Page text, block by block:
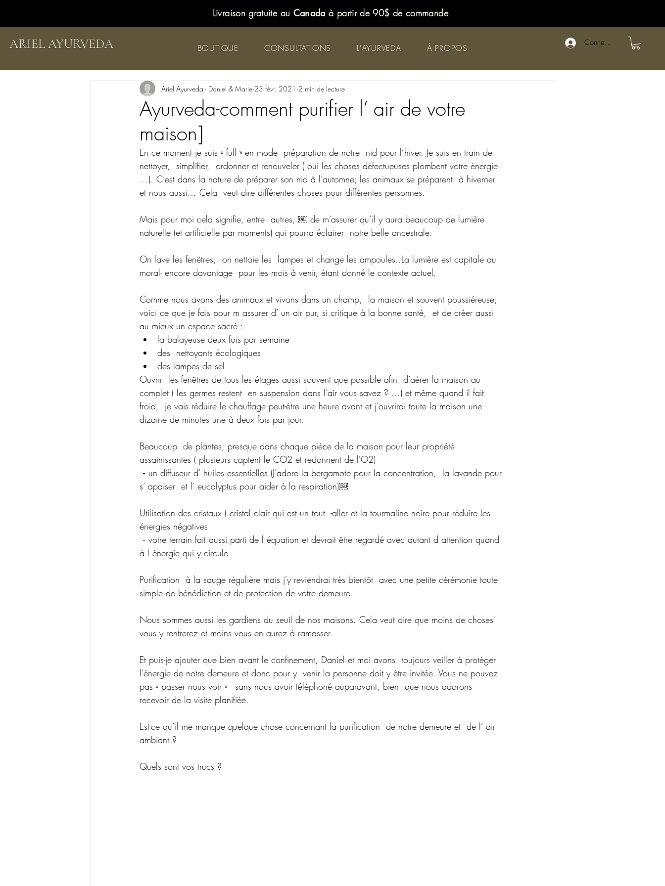
Livraison gratuite au Canada à partir de 90$ de commande
ARIEL AYURVEDA BOUTIQUE CONSULTATIONS L'AYURVEDA À PROPOS Connexion
Ayurveda-comment purifier l’ air de votre
maison]
Ariel Ayurveda - Daniel & Marie 23 févr. 2021 2 min de lecture
En ce moment je suis « full » en mode  préparation de notre  nid pour l’hiver. Je suis en train de
nettoyer,  simplifier,  ordonner et renouveler ( oui les choses défectueuses plombent votre énergie
...). C’est dans la nature de préparer son nid à l’automne; les animaux se préparent  à hiverner
et nous aussi... Cela  veut dire différentes choses pour différentes personnes.
Mais pour moi cela signifie, entre  autres, ￼ de m’assurer qu’il y aura beaucoup de lumière
naturelle (et artificielle par moments) qui pourra éclairer  notre belle ancestrale.
On lave les fenêtres,  on nettoie les  lampes et change les ampoules..La lumière est capitale au
moral- encore davantage  pour les mois à venir, étant donné le contexte actuel.
Comme nous avons des animaux et vivons dans un champ,  la maison et souvent poussiéreuse;
voici ce que je fais pour m assurer d’ un air pur, si critique à la bonne santé,  et de créer aussi
au mieux un espace sacré :
la balayeuse deux fois par semaine
des  nettoyants écologiques
des lampes de sel
Ouvrir  les fenêtres de tous les étages aussi souvent que possible afin  d’aérer la maison au
complet ( les germes restent  en suspension dans l’air vous savez ? ...) et même quand il fait
froid,  je vais réduire le chauffage peut-être une heure avant et j’ouvrirai toute la maison une
dizaine de minutes une à deux fois par jour.
Beaucoup  de plantes, presque dans chaque pièce de la maison pour leur propriété
assainissantes ( plusieurs captent le CO2 et redonnent de l'O2)
s’ apaiser  et l’ eucalyptus pour aider à la respiration)￼
Utilisation des cristaux ( cristal clair qui est un tout  -aller et la tourmaline noire pour réduire les
énergies négatives
à l énergie qui y circule
Purification  à la sauge régulière mais j'y reviendrai très bientôt  avec une petite cérémonie toute
simple de bénédiction et de protection de votre demeure.
Nous sommes aussi les gardiens du seuil de nos maisons. Cela veut dire que moins de choses
vous y rentrerez et moins vous en aurez à ramasser.
Et puis-je ajouter que bien avant le confinement, Daniel et moi avons  toujours veiller à protéger
l’énergie de notre demeure et donc pour y  venir la personne doit y être invitée. Vous ne pouvez
pas « passer nous voir »-  sans nous avoir téléphoné auparavant, bien  que nous adorons
recevoir de la visite planifiée.
Est-ce qu’il me manque quelque chose concernant la purification  de notre demeure et  de l’ air
ambiant ?
Quels sont vos trucs ?